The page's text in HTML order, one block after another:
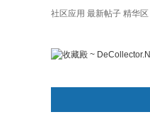
社区应用 最新帖子 精华区